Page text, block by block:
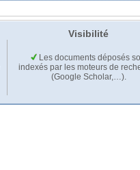
Visibilité
Les documents déposés
indexés par les moteurs de
(Google Scholar,…).